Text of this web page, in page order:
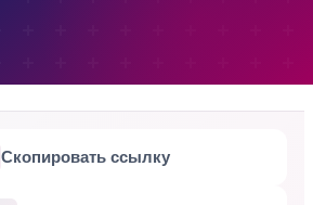
Скопировать ссылку